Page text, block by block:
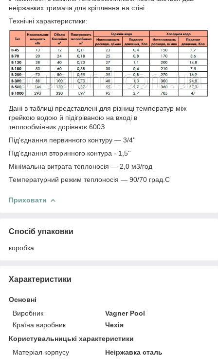
неіржавких тримача для кріплення на стіні.
Технічні характеристики:
Дані в таблиці представлені для різниці температур між
грейкою водою й підігріваною на вході в
теплообмінник дорівнює 600З
Під'єднання первинного контуру — 3/4''
Під'єднання вторинного контура - 1,5''
Мінімальна витрата теплоносія — 2,0 м3/год
Температурний режим теплоносія — 90/70 град.С
Приховати
Спосіб упаковки
коробка
Характеристики
Основні
Виробник
Vagner Pool
Країна виробник
Чехія
Користувальницькі характеристики
Матеріал корпусу
Неіржавка сталь